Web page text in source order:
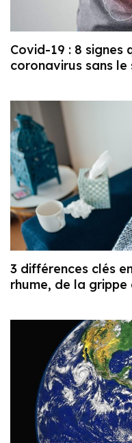
Covid-19 : 8 signes
coronavirus sans le
3 différences clés
rhume, de la